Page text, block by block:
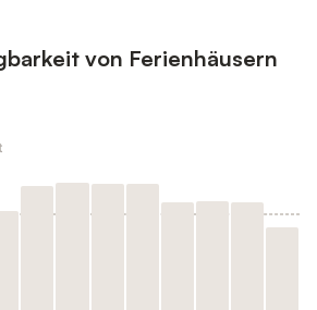
von Ferienhäusern